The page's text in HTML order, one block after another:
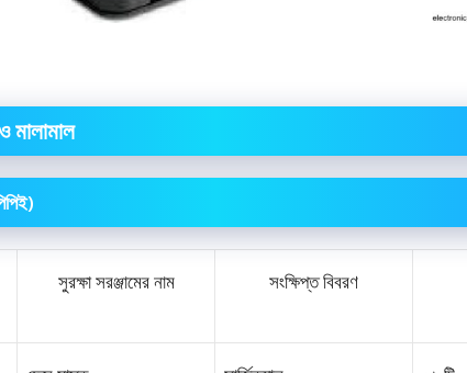
মালামাল
সুরক্ষা সরঞ্জামের নাম সংক্ষিপ্ত বিবরণ